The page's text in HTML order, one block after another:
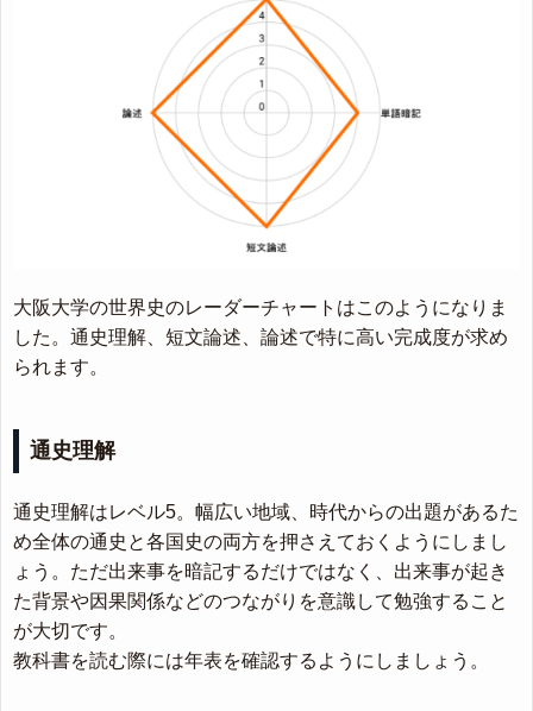
大阪大学の世界史のレーダーチャートはこのようになりま
した。通史理解、短文論述、論述で特に高い完成度が求め
られます。
通史理解
通史理解はレベル5。幅広い地域、時代からの出題があるた
め全体の通史と各国史の両方を押さえておくようにしまし
ょう。ただ出来事を暗記するだけではなく、出来事が起き
た背景や因果関係などのつながりを意識して勉強すること
が大切です。
教科書を読む際には年表を確認するようにしましょう。